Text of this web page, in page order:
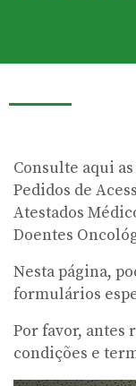
Consulte aqui
Pedidos de
Atestados
Doentes
Nesta página,
formulários
Por favor, antes
condições e